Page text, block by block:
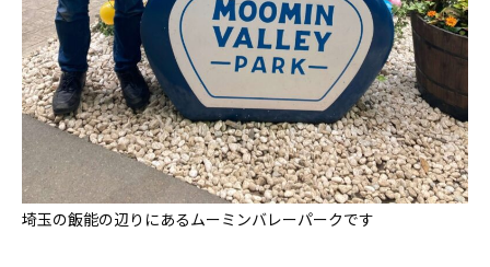
埼玉の飯能の辺りにあるムーミンバレーパークです